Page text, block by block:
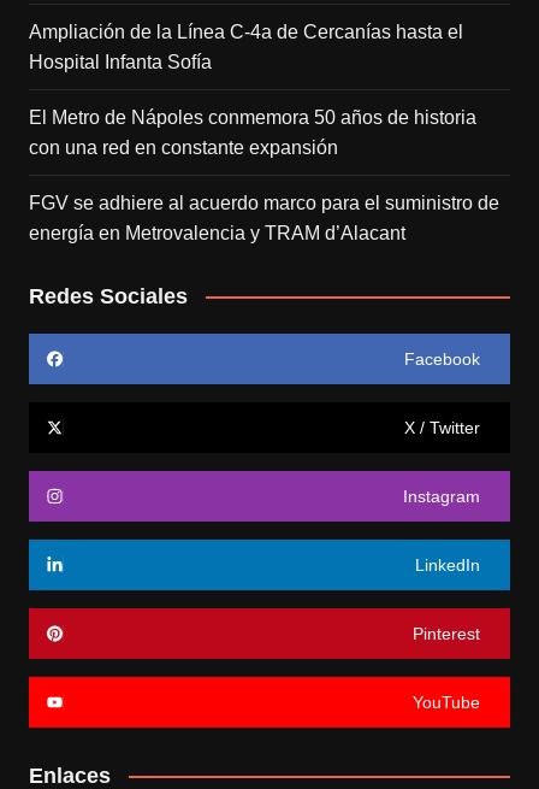
Ampliación de la Línea C-4a de Cercanías hasta el
Hospital Infanta Sofía
El Metro de Nápoles conmemora 50 años de historia
con una red en constante expansión
FGV se adhiere al acuerdo marco para el suministro de
energía en Metrovalencia y TRAM d’Alacant
Redes Sociales
Facebook
X / Twitter
Instagram
LinkedIn
Pinterest
YouTube
Enlaces